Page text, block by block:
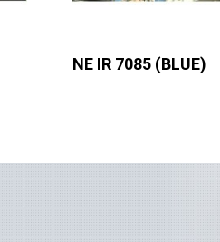
NE IR 7085 (BLUE)